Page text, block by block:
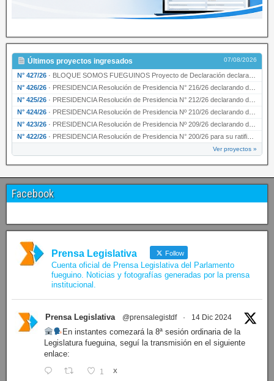
Últimos proyectos ingresados 07/08/2026
N° 427/26 · BLOQUE SOMOS FUEGUINOS Proyecto de Declaración declarando de interés provincial PRESIDENCI…
N° 426/26 · PRESIDENCIA Resolución de Presidencia N° 216/26 declarando de interés provincial la labor …
N° 425/26 · PRESIDENCIA Resolución de Presidencia N° 212/26 declarando de interés provincial el “50° A…
N° 424/26 · PRESIDENCIA Resolución de Presidencia Nº 210/26 declarando de interés provincial el proyec…
N° 423/26 · PRESIDENCIA Resolución de Presidencia Nº 209/26 declarando de interés provincial la presen…
N° 422/26 · PRESIDENCIA Resolución de Presidencia N° 200/26 para su ratificación.
Ver proyectos »
Facebook
Prensa Legislativa Follow
Cuenta oficial de Prensa Legislativa del Parlamento
fueguino. Noticias y fotografías generadas por la prensa
institucional.
Prensa Legislativa @prensalegistdf · 14 Dic 2024
En instantes comezará la 8ª sesión ordinaria de la
Legislatura fueguina, seguí la transmisión en el siguiente
enlace:
1 X